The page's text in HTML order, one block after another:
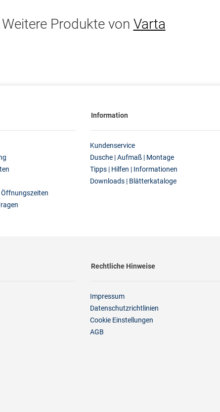
Weitere Produkte von Varta
Information
Kundenservice
Dusche | Aufmaß | Montage
Tipps | Hilfen | Informationen
Downloads | Blätterkataloge
Rechtliche Hinweise
Impressum
Datenschutzrichtlinien
Cookie Einstellungen
AGB